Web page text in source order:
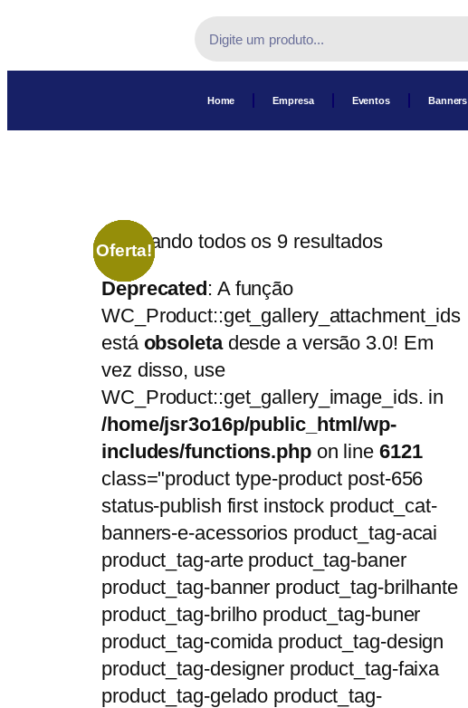
Home Empresa Eventos Banners
Mostrando todos os 9 resultados
Deprecated: A função
WC_Product::get_gallery_attachment_ids
está obsoletadesde a versão 3.0! Em
vez disso, use
WC_Product::get_gallery_image_ids. in
/home/jsr3o16p/public_html/wp-
includes/functions.phpon line 6121
class="product type-product post-656
status-publish first instock product_cat-
banners-e-acessorios product_tag-acai
product_tag-arte product_tag-baner
product_tag-banner product_tag-brilhante
product_tag-brilho product_tag-buner
product_tag-comida product_tag-design
product_tag-designer product_tag-faixa
product_tag-gelado product_tag-
Oferta!
Oferta!
Oferta!
Oferta!
Oferta!
Oferta!
Oferta!
Oferta!
Oferta!